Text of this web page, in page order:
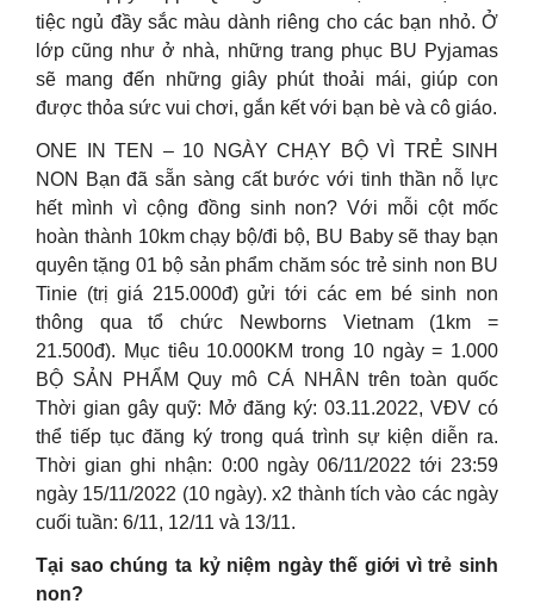
tiệc ngủ đầy sắc màu dành riêng cho các bạn nhỏ. Ở
lớp cũng như ở nhà, những trang phục BU Pyjamas
sẽ mang đến những giây phút thoải mái, giúp con
được thỏa sức vui chơi, gắn kết với bạn bè và cô giáo.
ONE IN TEN – 10 NGÀY CHẠY BỘ VÌ TRẺ SINH
NON Bạn đã sẵn sàng cất bước với tinh thần nỗ lực
hết mình vì cộng đồng sinh non? Với mỗi cột mốc
hoàn thành 10km chạy bộ/đi bộ, BU Baby sẽ thay bạn
quyên tặng 01 bộ sản phẩm chăm sóc trẻ sinh non BU
Tinie (trị giá 215.000đ) gửi tới các em bé sinh non
thông qua tổ chức Newborns Vietnam (1km =
21.500đ). Mục tiêu 10.000KM trong 10 ngày = 1.000
BỘ SẢN PHẨM Quy mô CÁ NHÂN trên toàn quốc
Thời gian gây quỹ: Mở đăng ký: 03.11.2022, VĐV có
thể tiếp tục đăng ký trong quá trình sự kiện diễn ra.
Thời gian ghi nhận: 0:00 ngày 06/11/2022 tới 23:59
ngày 15/11/2022 (10 ngày). x2 thành tích vào các ngày
cuối tuần: 6/11, 12/11 và 13/11.
Tại sao chúng ta kỷ niệm ngày thế giới vì trẻ sinh
non?